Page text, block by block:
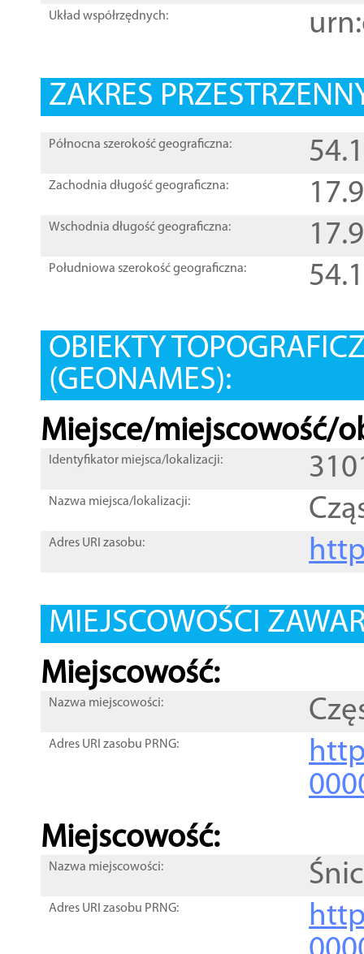
Układ współrzędnych:
ZAKRES
Północna szerokość geograficzna:
Zachodnia długość geograficzna:
Wschodnia długość geograficzna:
Południowa szerokość geograficzna:
OBIEKTY
(GEONAMES):
Miejsce/miejscowość/
Identyfikator miejsca/lokalizacji:
Nazwa miejsca/lokalizacji:
Adres URI zasobu:
MIEJSCOWOŚCI
Miejscowość:
Nazwa miejscowości:
Adres URI zasobu PRNG:
Miejscowość:
Nazwa miejscowości:
Adres URI zasobu PRNG: